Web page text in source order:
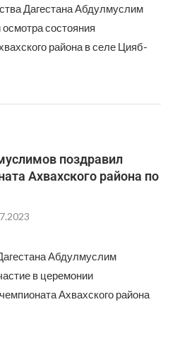
Дагестана Абдулмуслим
состояния
района в селе Цияб-
поздравил
Ахвахского района по
Абдулмуслим
в церемонии
Ахвахского района